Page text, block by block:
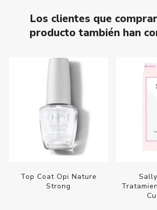
Los clientes que
producto también han
Top Coat Opi Nature
Strong